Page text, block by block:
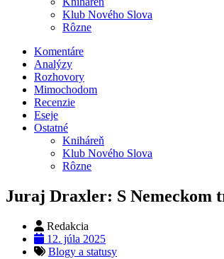
Klub Nového Slova
Rôzne
Komentáre
Analýzy
Rozhovory
Mimochodom
Recenzie
Eseje
Ostatné
Kniháreň
Klub Nového Slova
Rôzne
Juraj Draxler: S Nemeckom
Redakcia
12. júla 2025
Blogy a statusy